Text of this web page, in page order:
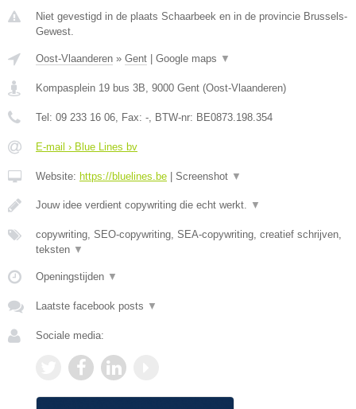
Niet gevestigd in de plaats Schaarbeek en in de provincie Brussels-
Gewest.
Oost-Vlaanderen » Gent Google maps ▼
Kompasplein 19 bus 3B, 9000 Gent (Oost-Vlaanderen)
Tel: 09 233 16 06, Fax: -, BTW-nr: BE0873.198.354
E-mail › Blue Lines bv
Website: https://bluelines.be Screenshot ▼
Jouw idee verdient copywriting die echt werkt. ▼
copywriting, SEO-copywriting, SEA-copywriting, creatief schrijven,
teksten ▼
Openingstijden ▼
Laatste facebook posts ▼
Sociale media: